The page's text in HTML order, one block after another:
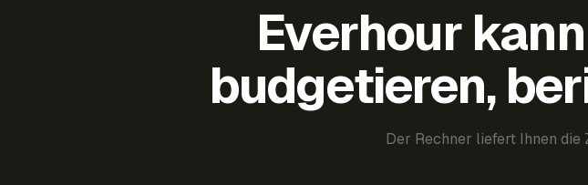
Everhour
budgetieren,
Der Rechner liefert Ihnen